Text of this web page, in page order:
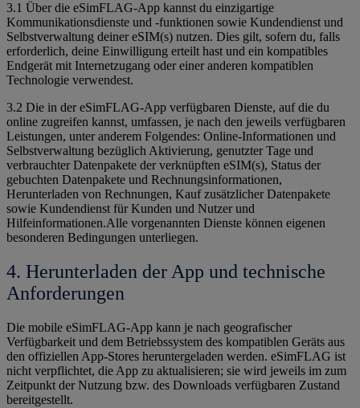
3.1 Über die eSimFLAG-App kannst du einzigartige
Kommunikationsdienste und -funktionen sowie Kundendienst und
Selbstverwaltung deiner eSIM(s) nutzen. Dies gilt, sofern du, falls
erforderlich, deine Einwilligung erteilt hast und ein kompatibles
Endgerät mit Internetzugang oder einer anderen kompatiblen
Technologie verwendest.
3.2 Die in der eSimFLAG-App verfügbaren Dienste, auf die du
online zugreifen kannst, umfassen, je nach den jeweils verfügbaren
Leistungen, unter anderem Folgendes: Online-Informationen und
Selbstverwaltung bezüglich Aktivierung, genutzter Tage und
verbrauchter Datenpakete der verknüpften eSIM(s), Status der
gebuchten Datenpakete und Rechnungsinformationen,
Herunterladen von Rechnungen, Kauf zusätzlicher Datenpakete
sowie Kundendienst für Kunden und Nutzer und
Hilfeinformationen.Alle vorgenannten Dienste können eigenen
besonderen Bedingungen unterliegen.
4. Herunterladen der App und technische
Anforderungen
Die mobile eSimFLAG-App kann je nach geografischer
Verfügbarkeit und dem Betriebssystem des kompatiblen Geräts aus
den offiziellen App-Stores heruntergeladen werden. eSimFLAG ist
nicht verpflichtet, die App zu aktualisieren; sie wird jeweils im zum
Zeitpunkt der Nutzung bzw. des Downloads verfügbaren Zustand
bereitgestellt.